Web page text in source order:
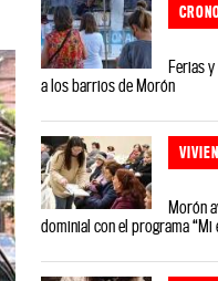
Ferias
a los barrios de Morón
Morón
dominial con el programa “Mi